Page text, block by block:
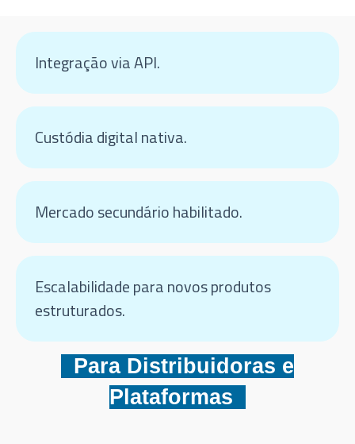
Integração via API.
Custódia digital nativa.
Mercado secundário habilitado.
Escalabilidade para novos produtos
estruturados.
Para Distribuidoras e
Plataformas